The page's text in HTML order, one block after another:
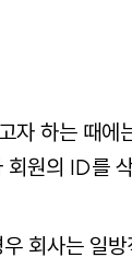
자 하는 때에
원의 ID를
회사는 일